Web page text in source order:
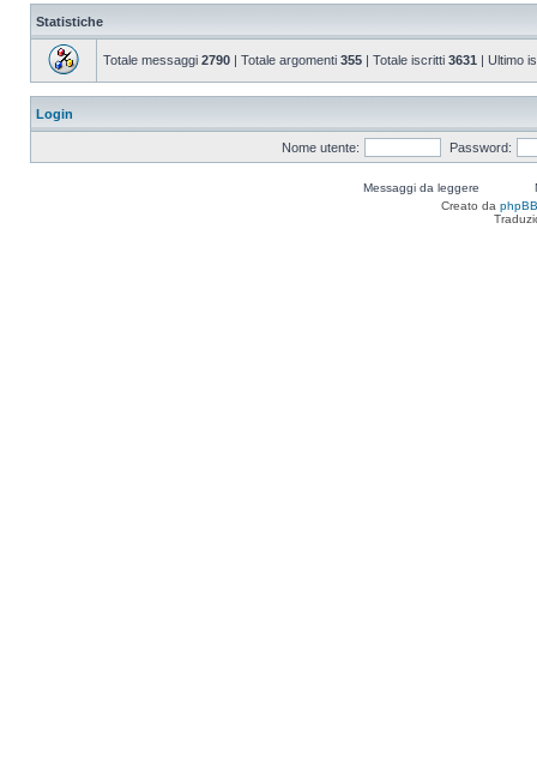
Statistiche
Totale messaggi 2790 | Totale argomenti 355 | Totale iscritti 3631 | Ultimo
Login
Nome utente: Password:
Messaggi da leggere
Creato da phpBB